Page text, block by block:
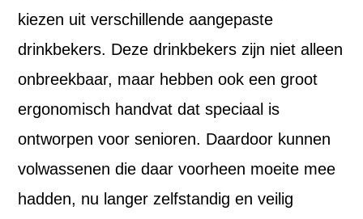
kiezen uit verschillende aangepaste
drinkbekers. Deze drinkbekers zijn niet alleen
onbreekbaar, maar hebben ook een groot
ergonomisch handvat dat speciaal is
ontworpen voor senioren. Daardoor kunnen
volwassenen die daar voorheen moeite mee
hadden, nu langer zelfstandig en veilig